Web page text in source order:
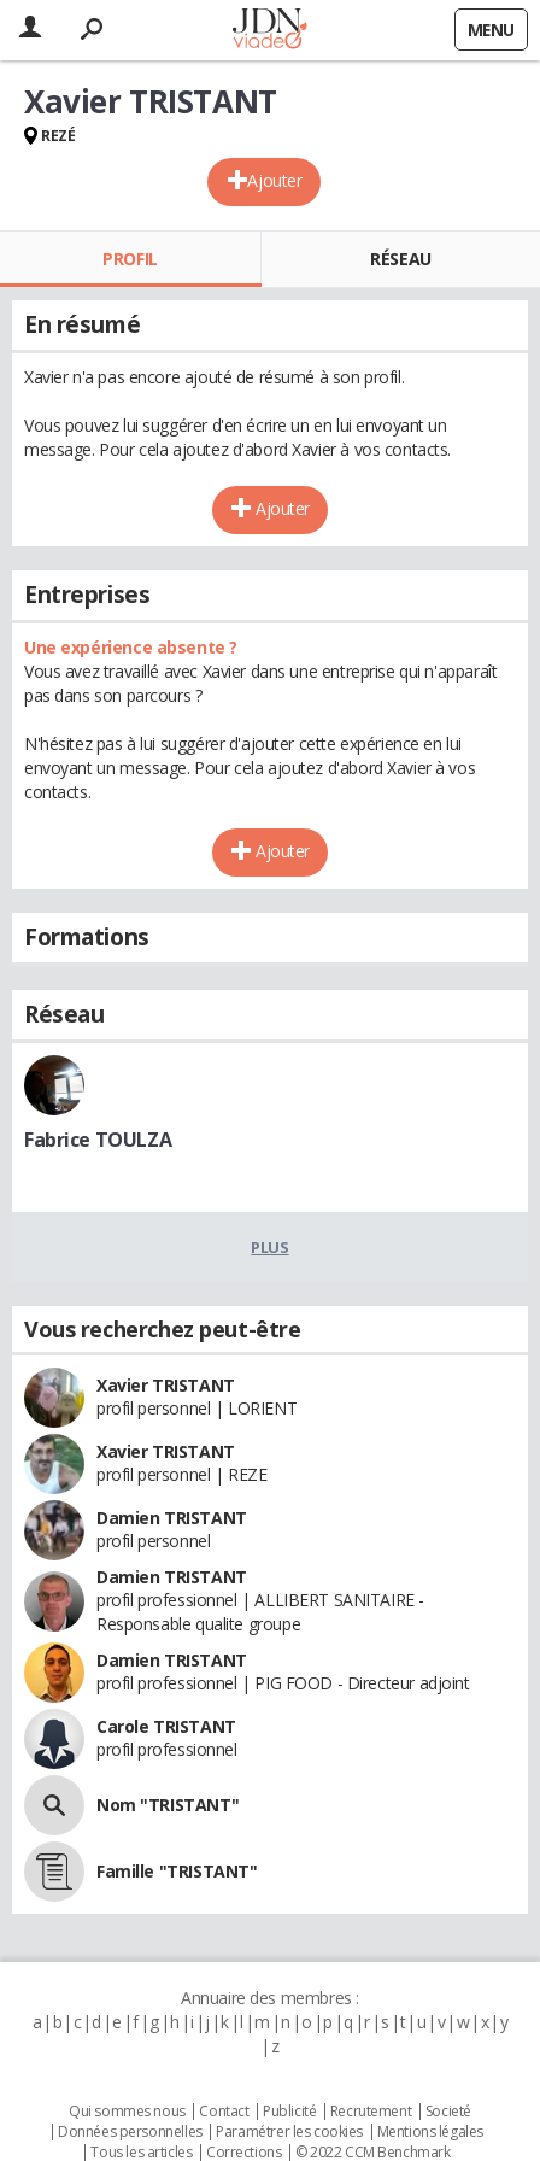
MENU
Ajouter
Xavier TRISTANT
REZÉ
PROFIL RÉSEAU
En résumé
Xavier n'a pas encore ajouté de résumé à son profil.
Vous pouvez lui suggérer d'en écrire un en lui envoyant un
message. Pour cela ajoutez d'abord Xavier à vos contacts.
Ajouter
Entreprises
Une expérience absente ?
Vous avez travaillé avec Xavier dans une entreprise qui n'apparaît
pas dans son parcours ?
N'hésitez pas à lui suggérer d'ajouter cette expérience en lui
envoyant un message. Pour cela ajoutez d'abord Xavier à vos
contacts.
Ajouter
Formations
Réseau
Fabrice TOULZA
PLUS
Vous recherchez peut-être
Xavier TRISTANT
profil personnel | LORIENT
Xavier TRISTANT
profil personnel | REZE
Damien TRISTANT
profil personnel
Damien TRISTANT
profil professionnel | ALLIBERT SANITAIRE -
Responsable qualite groupe
Damien TRISTANT
profil professionnel | PIG FOOD - Directeur adjoint
Carole TRISTANT
profil professionnel
Nom "TRISTANT"
Famille "TRISTANT"
Annuaire des membres :
a b c d e f g h i j k l m n o p q r s t u v w x y
z
Qui sommes nous Contact Publicité Recrutement
Societé
Données personnelles
Paramétrer les cookies
Mentions légales
Tous les articles
Corrections © 2022 CCM Benchmark